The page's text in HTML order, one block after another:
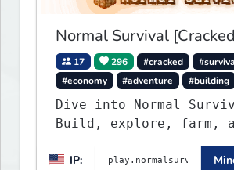
Normal Survival
17 296 #cracked
#economy
#adventure #building
Dive into Normal
Build, explore, farm,
community. Enjoy
IP: